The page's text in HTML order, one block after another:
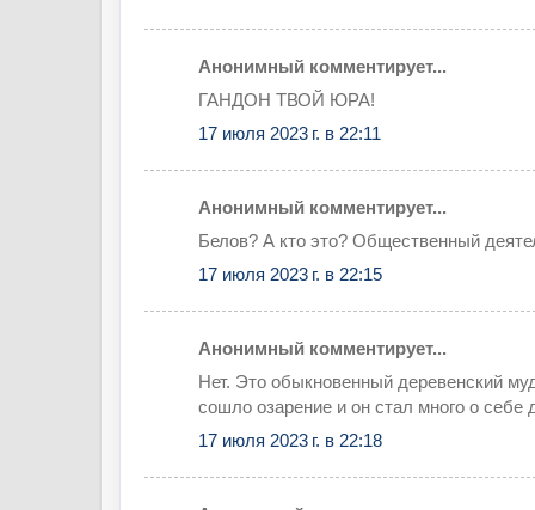
Анонимный комментирует...
ГАНДОН ТВОЙ ЮРА!
17 июля 2023 г. в 22:11
Анонимный комментирует...
Белов? А кто это? Общественный
17 июля 2023 г. в 22:15
Анонимный комментирует...
Нет. Это обыкновенный деревенский
сошло озарение и он стал много о себе
17 июля 2023 г. в 22:18